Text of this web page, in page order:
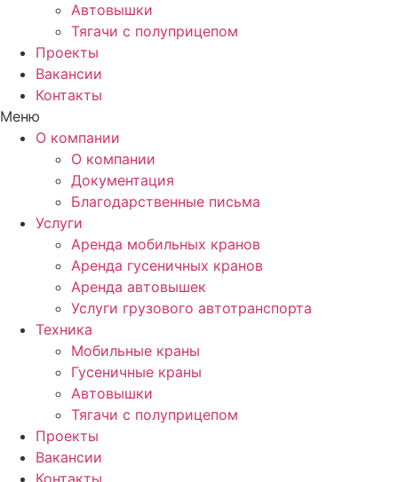
Автовышки
Тягачи с полуприцепом
Проекты
Вакансии
Контакты
Меню
О компании
О компании
Документация
Благодарственные письма
Услуги
Аренда мобильных кранов
Аренда гусеничных кранов
Аренда автовышек
Услуги грузового автотранспорта
Техника
Мобильные краны
Гусеничные краны
Автовышки
Тягачи с полуприцепом
Проекты
Вакансии
Контакты